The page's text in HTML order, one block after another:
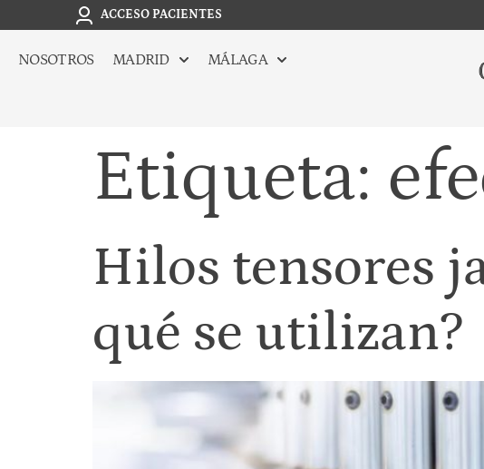
ACCESO PACIENTES
NOSOTROS MADRID MÁLAGA
Etiqueta:
Hilos tensores
qué se utilizan?